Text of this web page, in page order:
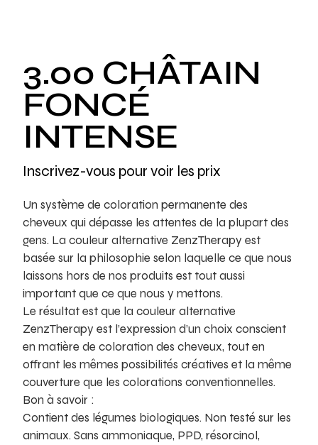
3.00 CHÂTAIN
FONCÉ
INTENSE
Inscrivez-vous pour voir les prix
Un système de coloration permanente des
cheveux qui dépasse les attentes de la plupart des
gens. La couleur alternative ZenzTherapy est
basée sur la philosophie selon laquelle ce que nous
laissons hors de nos produits est tout aussi
important que ce que nous y mettons.
Le résultat est que la couleur alternative
ZenzTherapy est l’expression d’un choix conscient
en matière de coloration des cheveux, tout en
offrant les mêmes possibilités créatives et la même
couverture que les colorations conventionnelles.
Bon à savoir :
Contient des légumes biologiques. Non testé sur les
animaux. Sans ammoniaque, PPD, résorcinol,